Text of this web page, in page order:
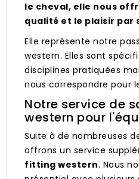
le cheval, elle nous
qualité et le plaisir par
Elle représente notre
western. Elles sont
disciplines pratiquées
nous correspondre pour
Notre service de
western pour
Suite à de nombreuses
offrons un service
fitting western. Nous